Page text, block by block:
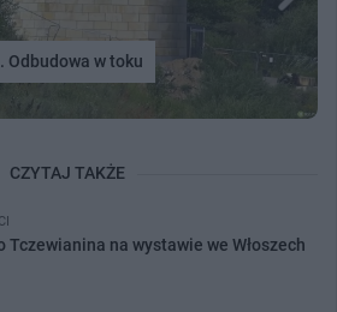
Odbudowa w toku
CZYTAJ TAKŻE
Tczewianina na wystawie we Włoszech